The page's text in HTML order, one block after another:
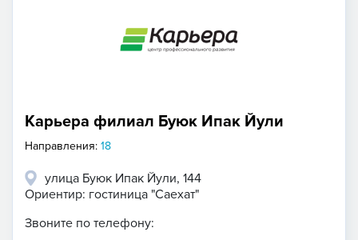
Карьера филиал Буюк Ипак Йули
Направления: 18
улица Буюк Ипак Йули, 144
Ориентир: гостиница "Саехат"
Звоните по телефону: